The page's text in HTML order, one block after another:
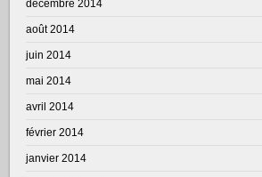
décembre 2014
août 2014
juin 2014
mai 2014
avril 2014
février 2014
janvier 2014